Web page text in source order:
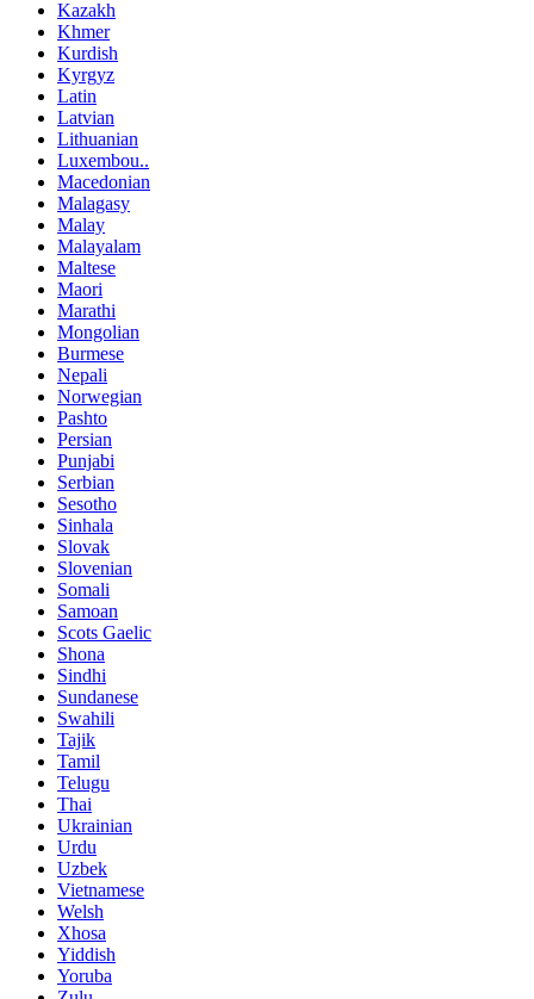
Kazakh
Khmer
Kurdish
Kyrgyz
Latin
Latvian
Lithuanian
Luxembou..
Macedonian
Malagasy
Malay
Malayalam
Maltese
Maori
Marathi
Mongolian
Burmese
Nepali
Norwegian
Pashto
Persian
Punjabi
Serbian
Sesotho
Sinhala
Slovak
Slovenian
Somali
Samoan
Scots Gaelic
Shona
Sindhi
Sundanese
Swahili
Tajik
Tamil
Telugu
Thai
Ukrainian
Urdu
Uzbek
Vietnamese
Welsh
Xhosa
Yiddish
Yoruba